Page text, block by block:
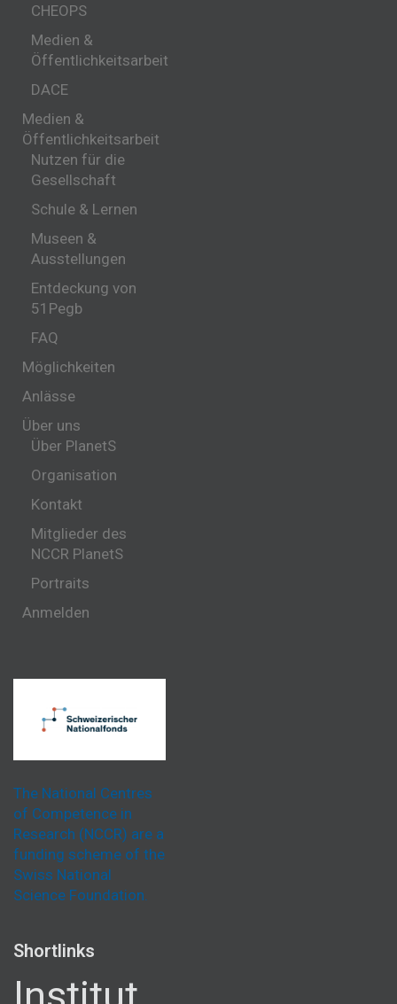
CHEOPS
Medien &
Öffentlichkeitsarbeit
DACE
Medien &
Öffentlichkeitsarbeit
Nutzen für die
Gesellschaft
Schule & Lernen
Museen &
Ausstellungen
Entdeckung von
51Pegb
FAQ
Möglichkeiten
Anlässe
Über uns
Über PlanetS
Organisation
Kontakt
Mitglieder des
NCCR PlanetS
Portraits
Anmelden
The National Centres
of Competence in
Research (NCCR) are a
funding scheme of the
Swiss National
Science Foundation.
Shortlinks